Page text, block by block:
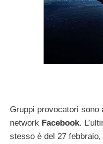
Gruppi provocatori sono
network Facebook.
stesso è del 27